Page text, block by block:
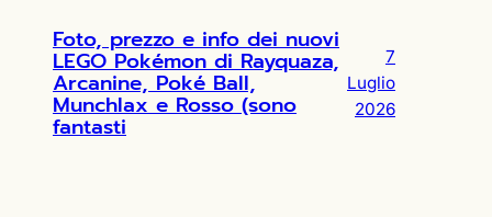
Foto, prezzo e info dei nuovi
LEGO Pokémon di Rayquaza,
Arcanine, Poké Ball,
Munchlax e Rosso (sono
fantasti
7
Luglio
2026